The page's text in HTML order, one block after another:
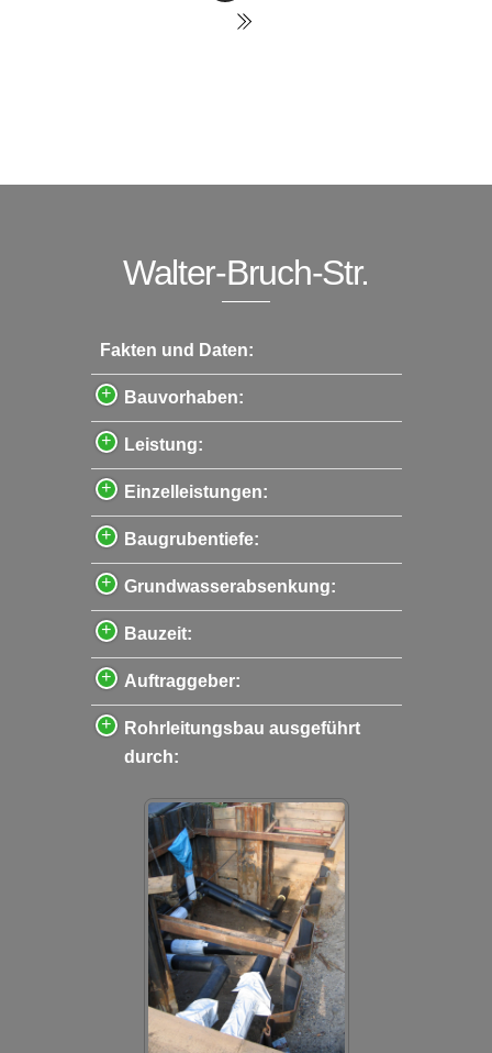
Walter-Bruch-Str.
Fakten und Daten:
Bauvorhaben:
Leistung:
Einzelleistungen:
Baugrubentiefe:
Grundwasserabsenkung:
Bauzeit:
Auftraggeber:
Rohrleitungsbau ausgeführt
durch: